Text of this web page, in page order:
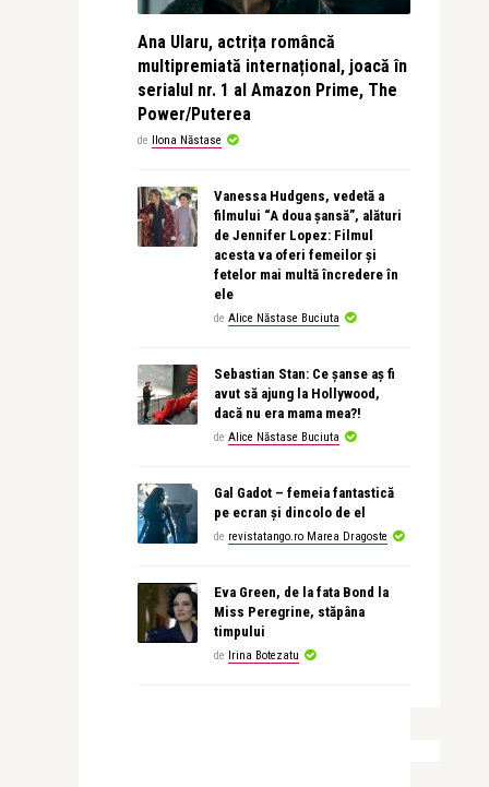
Ana Ularu, actrița româncă
multipremiată internațional, joacă în
serialul nr. 1 al Amazon Prime, The
Power/Puterea
de Ilona Năstase
Vanessa Hudgens, vedetă a
filmului “A doua șansă”, alături
de Jennifer Lopez: Filmul
acesta va oferi femeilor și
fetelor mai multă încredere în
ele
de Alice Năstase Buciuta
Sebastian Stan: Ce șanse aș fi
avut să ajung la Hollywood,
dacă nu era mama mea?!
de Alice Năstase Buciuta
Gal Gadot – femeia fantastică
pe ecran și dincolo de el
de revistatango.ro Marea Dragoste
Eva Green, de la fata Bond la
Miss Peregrine, stăpâna
timpului
de Irina Botezatu